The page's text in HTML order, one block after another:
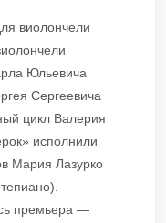
виолончели
Юльевича
Сергеевича
цикл Валерия
исполнили
Мария Лазурко
премьера —